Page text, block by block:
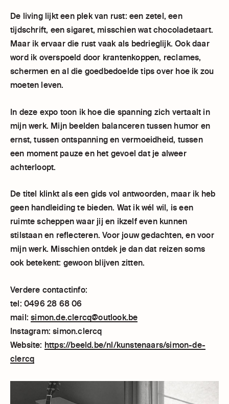
De living lijkt een plek van rust: een zetel, een
tijdschrift, een sigaret, misschien wat chocoladetaart.
Maar ik ervaar die rust vaak als bedrieglijk. Ook daar
word ik overspoeld door krantenkoppen, reclames,
schermen en al die goedbedoelde tips over hoe ik zou
moeten leven.
In deze expo toon ik hoe die spanning zich vertaalt in
mijn werk. Mijn beelden balanceren tussen humor en
ernst, tussen ontspanning en vermoeidheid, tussen
een moment pauze en het gevoel dat je alweer
achterloopt.
De titel klinkt als een gids vol antwoorden, maar ik heb
geen handleiding te bieden. Wat ik wél wil, is een
ruimte scheppen waar jij en ikzelf even kunnen
stilstaan en reflecteren. Voor jouw gedachten, en voor
mijn werk. Misschien ontdek je dan dat reizen soms
ook betekent: gewoon blijven zitten.
Verdere contactinfo:
tel: 0496 28 68 06
mail:simon.de.clercq@outlook.be
Instagram: simon.clercq
Website: https://beeld.be/nl/kunstenaars/simon-de-
clercq